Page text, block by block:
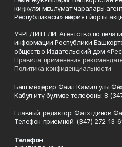
киңкүләм мәгълүмат чаралары
Республикасы» нәшрият йорты
УЧРЕДИТЕЛИ: Агентство по
информации Республики
общество Издательский дом
Правила применения
Политика конфиденциальности
Баш мөхәррир Фаил Камил улы
Кабул итү бүлмәсе телефоны: 8
Главный редактор: Фатхтдинов
Телефон приемной: (347) 272-13-
Телефон